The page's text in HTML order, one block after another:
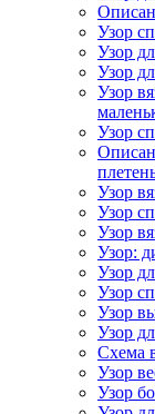
Узор
Узор
Узор
Узор
Узор
Узор
Узор
Узор
Узор:
Узор
Узор
Узор
Узор
Схема
Узор
Узор